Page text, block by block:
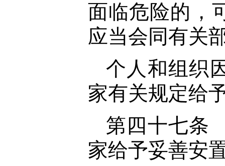
面临危险的，
应当会同有关
个人和组织
家有关规定给
第四十七条
家给予妥善安